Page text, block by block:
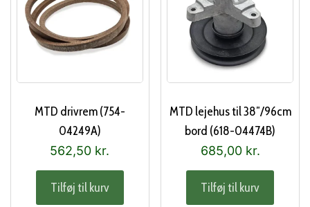
MTD drivrem (754-
04249A)
562,50 kr.
Tilføj til kurv
MTD lejehus til 38″/96cm
bord (618-04474B)
685,00 kr.
Tilføj til kurv